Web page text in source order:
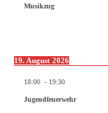
Musikzug
19. August 2026
18:00 - 19:30
Jugendfeuerwehr